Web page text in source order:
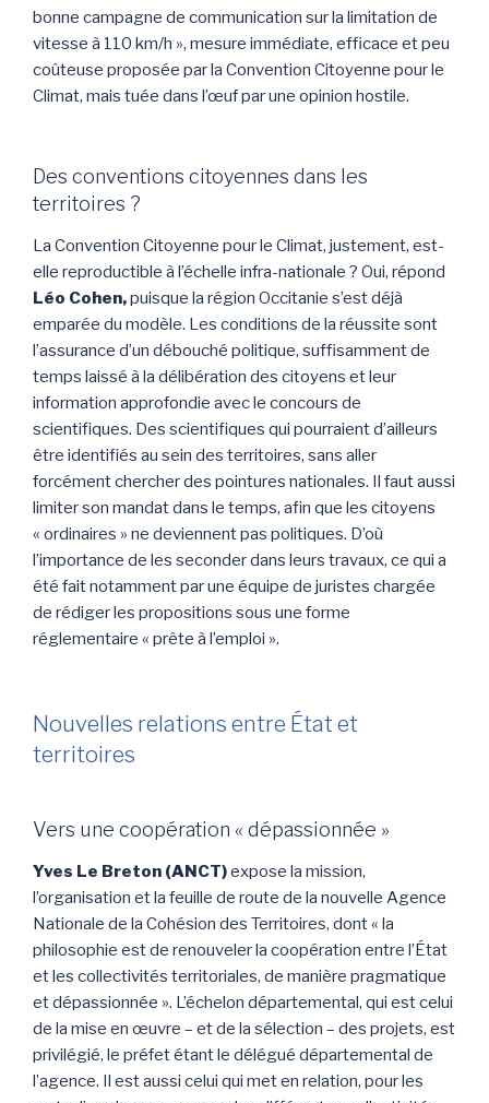
bonne campagne de communication sur la limitation de
vitesse à 110 km/h », mesure immédiate, efficace et peu
coûteuse proposée par la Convention Citoyenne pour le
Climat, mais tuée dans l’œuf par une opinion hostile.
Des conventions citoyennes dans les
territoires ?
La Convention Citoyenne pour le Climat, justement, est-
elle reproductible à l’échelle infra-nationale ? Oui, répond
Léo Cohen,puisque la région Occitanie s’est déjà
emparée du modèle. Les conditions de la réussite sont
l’assurance d’un débouché politique, suffisamment de
temps laissé à la délibération des citoyens et leur
information approfondie avec le concours de
scientifiques. Des scientifiques qui pourraient d’ailleurs
être identifiés au sein des territoires, sans aller
forcément chercher des pointures nationales. Il faut aussi
limiter son mandat dans le temps, afin que les citoyens
« ordinaires » ne deviennent pas politiques. D’où
l’importance de les seconder dans leurs travaux, ce qui a
été fait notamment par une équipe de juristes chargée
de rédiger les propositions sous une forme
réglementaire « prête à l’emploi ».
Nouvelles relations entre État et
territoires
Vers une coopération « dépassionnée »
Yves Le Breton (ANCT)expose la mission,
l’organisation et la feuille de route de la nouvelle Agence
Nationale de la Cohésion des Territoires, dont « la
philosophie est de renouveler la coopération entre l’État
et les collectivités territoriales, de manière pragmatique
et dépassionnée ». L’échelon départemental, qui est celui
de la mise en œuvre – et de la sélection – des projets, est
privilégié, le préfet étant le délégué départemental de
l’agence. Il est aussi celui qui met en relation, pour les